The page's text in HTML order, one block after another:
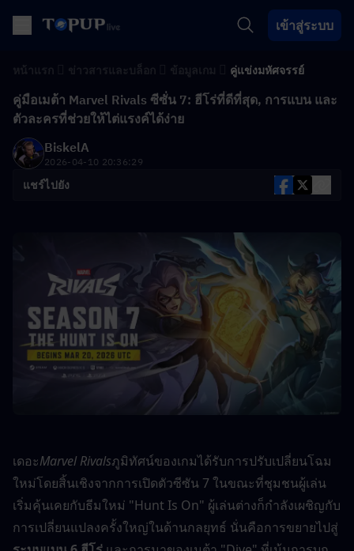
เข้าสู่ระบบ
คู่แข่งมหัศจรรย์
คู่มือเมต้า Marvel Rivals ซีซั่น 7: ฮีโร่ที่ดีที่สุด, การแบน และ
ตัวละครที่ช่วยให้ไต่แรงค์ได้ง่าย
BiskelA
2026-04-10 20:36:29
แชร์ไปยัง
เดอะMarvel Rivalsภูมิทัศน์ของเกมได้รับการปรับเปลี่ยนโฉม
ใหม่โดยสิ้นเชิงจากการเปิดตัวซีซัน 7 ในขณะที่ชุมชนผู้เล่น
เริ่มคุ้นเคยกับธีมใหม่ "Hunt Is On" ผู้เล่นต่างก็กำลังเผชิญกับ
การเปลี่ยนแปลงครั้งใหญ่ในด้านกลยุทธ์ นั่นคือการขยายไปสู่